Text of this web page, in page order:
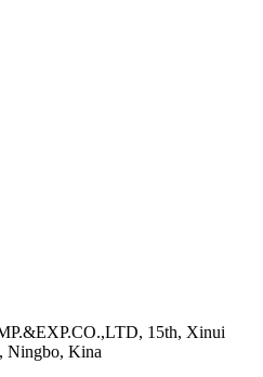
15th, Xinui
Ningbo, Kina